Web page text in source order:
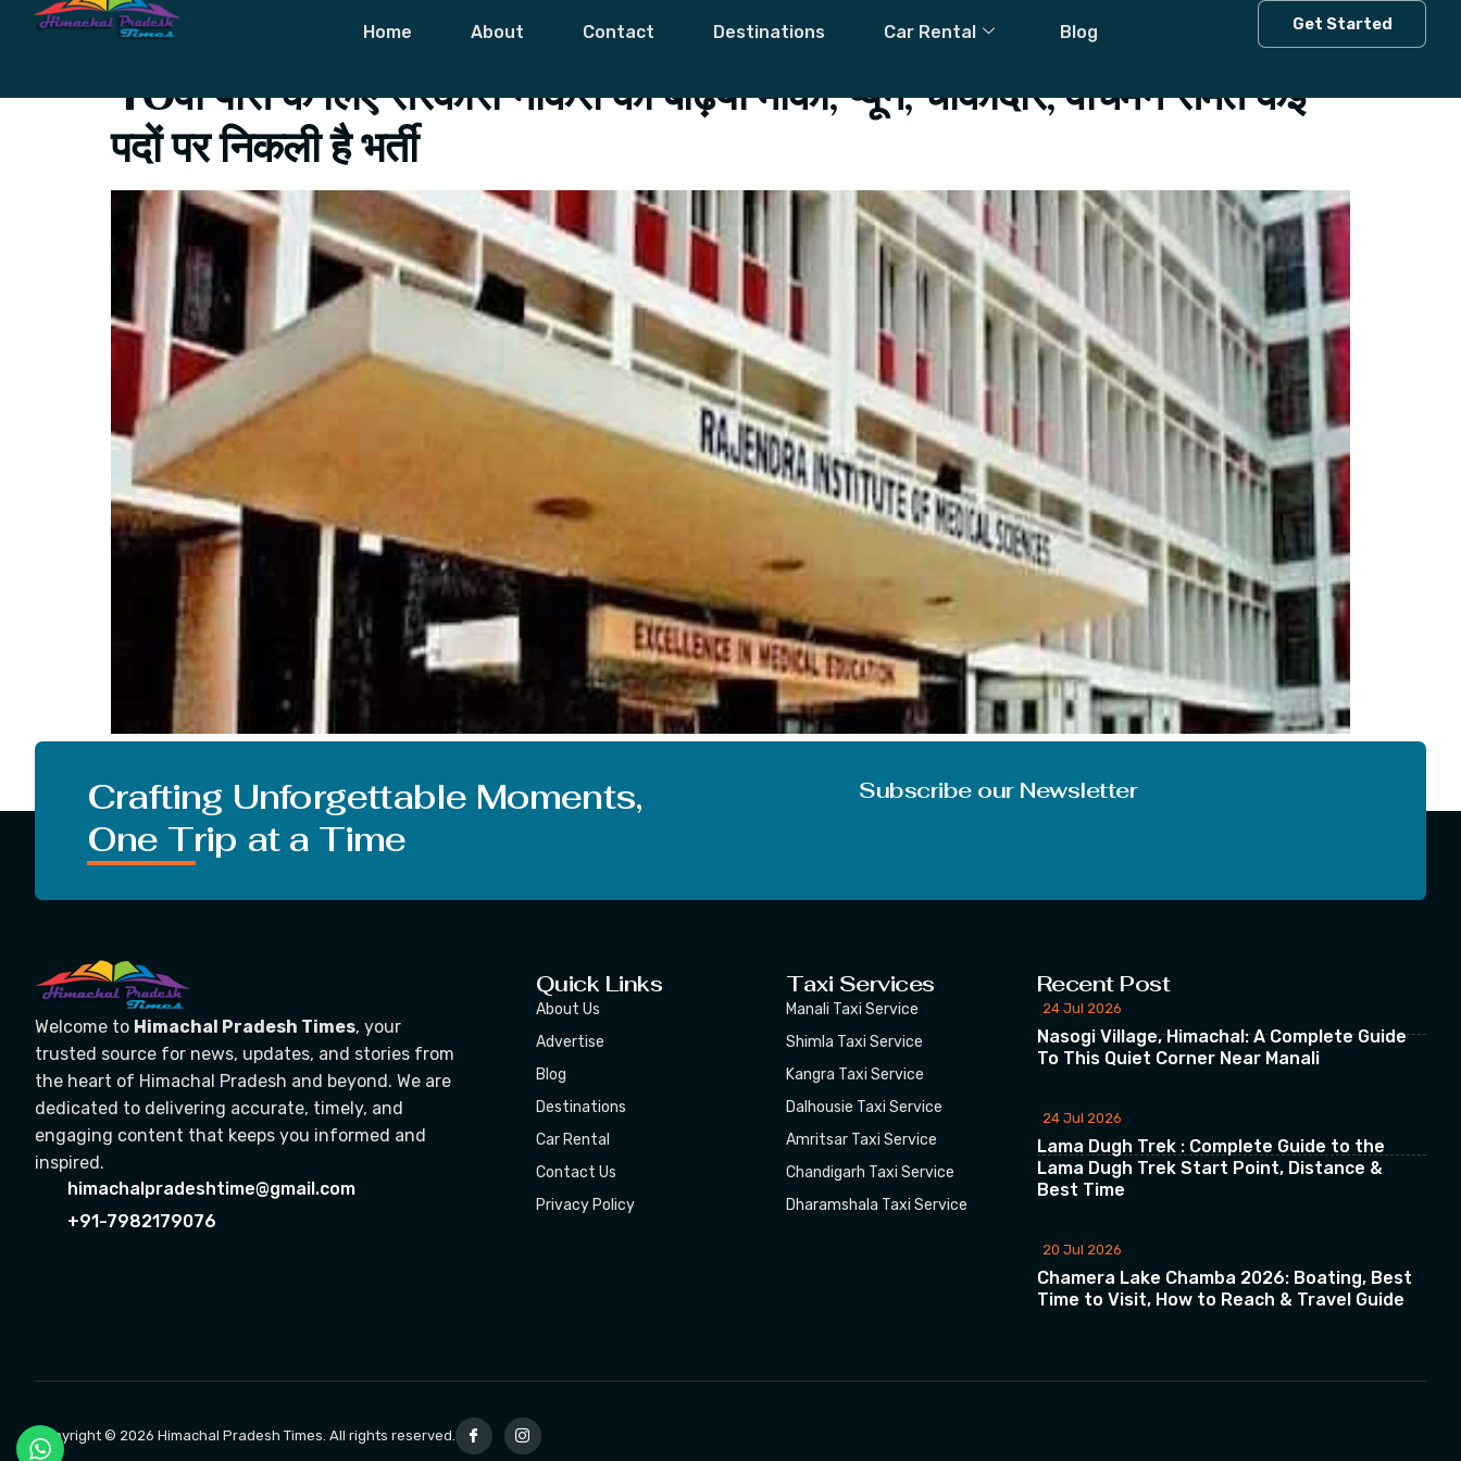
Home About Contact Destinations Car Rental Blog Get Started
Tag: Sarkari Naukri
10वीं पास के लिए सरकारी नौकरी का बढ़िया मौका, प्यून, चौकीदार, वॉचमैन समेत कई
पदों पर निकली है भर्ती
आवेदन आमंत्रित किए हैं. और जिसके लिए 19 जून 2022 शाम 5:00 बजे तक offline application जमा किए जा सकते हैं. इच्छुक उम्मीदवार भर्ती से संबंधित सभी डिटेल जैसे […]
Crafting Unforgettable Moments,
One Trip at a Time
Subscribe our Newsletter
Welcome to Himachal Pradesh Times, your
trusted source for news, updates, and stories from
the heart of Himachal Pradesh and beyond. We are
dedicated to delivering accurate, timely, and
engaging content that keeps you informed and
inspired.
himachalpradeshtime@gmail.com
+91-7982179076
Quick Links
About Us
Advertise
Blog
Destinations
Car Rental
Contact Us
Privacy Policy
Taxi Services
Manali Taxi Service
Shimla Taxi Service
Kangra Taxi Service
Dalhousie Taxi Service
Amritsar Taxi Service
Chandigarh Taxi Service
Dharamshala Taxi Service
Recent Post
24 Jul 2026
Nasogi Village, Himachal: A Complete Guide
To This Quiet Corner Near Manali
24 Jul 2026
Lama Dugh Trek : Complete Guide to the
Lama Dugh Trek Start Point, Distance &
Best Time
20 Jul 2026
Chamera Lake Chamba 2026: Boating, Best
Time to Visit, How to Reach & Travel Guide
Copyright © 2026 Himachal Pradesh Times. All rights reserved.